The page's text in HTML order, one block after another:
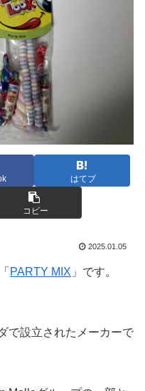
はてブ
コピー
2025.01.05
PARTY MIX 」です。
で設立されたメーカーで